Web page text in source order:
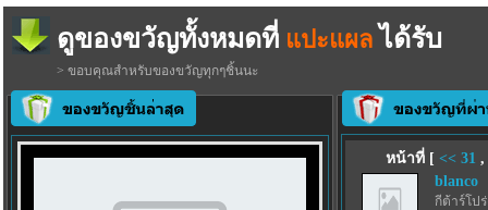
ดูของขวัญทั้งหมดที่ แปะแผล ได้รับ
> ขอบคุณสำหรับของขวัญทุกๆชิ้นนะ
หน้าที่ [ << 31 ,
blanco
กีต้าร์โป